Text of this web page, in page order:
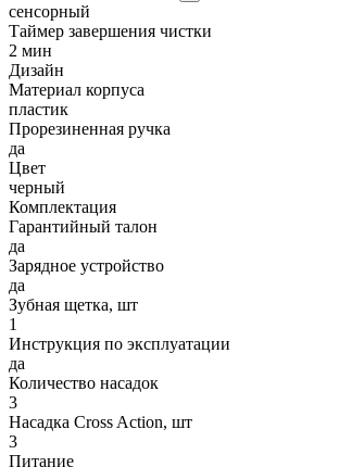
сенсорный
Таймер завершения чистки
2 мин
Дизайн
Материал корпуса
пластик
Прорезиненная ручка
да
Цвет
черный
Комплектация
Гарантийный талон
да
Зарядное устройство
да
Зубная щетка, шт
1
Инструкция по эксплуатации
да
Количество насадок
3
Насадка Cross Action, шт
3
Питание